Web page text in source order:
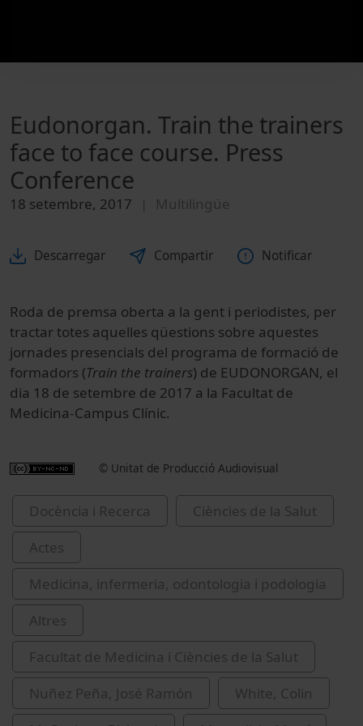
Eudonorgan. Train the trainers
face to face course. Press
Conference
18 setembre, 2017 Multilingüe
Descarregar Compartir Notificar
Roda de premsa oberta a la gent i periodistes, per
tractar totes aquelles qüestions sobre aquestes
jornades presencials del programa de formació de
formadors (Train the trainers) de EUDONORGAN, el
dia 18 de setembre de 2017 a la Facultat de
Medicina-Campus Clínic.
© Unitat de Producció Audiovisual
Docència i Recerca
Ciències de la Salut
Actes
Medicina, infermeria, odontologia i podologia
Altres
Facultat de Medicina i Ciències de la Salut
Nuñez Peña, José Ramón
White, Colin